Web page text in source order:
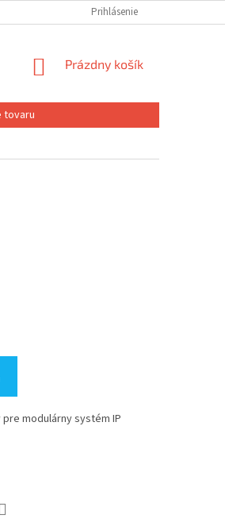
Prihlásenie
NÁKUPNÝ
Prázdny košík
tovaru
modulárny systém IP